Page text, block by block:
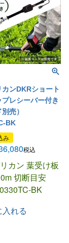
ンDKRショート
レシーバー付き
売）
BK
み
税込
カン 葉受け板
切断目安
BK
れる